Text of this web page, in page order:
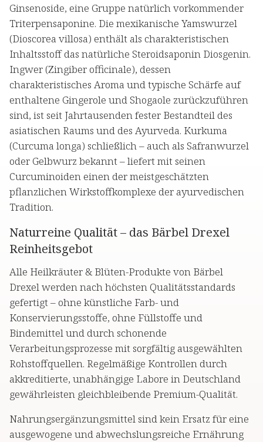
Ginsenoside, eine Gruppe natürlich vorkommender
Triterpensaponine. Die mexikanische Yamswurzel
(Dioscorea villosa) enthält als charakteristischen
Inhaltsstoff das natürliche Steroidsaponin Diosgenin.
Ingwer (Zingiber officinale), dessen
charakteristisches Aroma und typische Schärfe auf
enthaltene Gingerole und Shogaole zurückzuführen
sind, ist seit Jahrtausenden fester Bestandteil des
asiatischen Raums und des Ayurveda. Kurkuma
(Curcuma longa) schließlich – auch als Safranwurzel
oder Gelbwurz bekannt – liefert mit seinen
Curcuminoiden einen der meistgeschätzten
pflanzlichen Wirkstoffkomplexe der ayurvedischen
Tradition.
Naturreine Qualität – das Bärbel Drexel
Reinheitsgebot
Alle Heilkräuter & Blüten-Produkte von Bärbel
Drexel werden nach höchsten Qualitätsstandards
gefertigt – ohne künstliche Farb- und
Konservierungsstoffe, ohne Füllstoffe und
Bindemittel und durch schonende
Verarbeitungsprozesse mit sorgfältig ausgewählten
Rohstoffquellen. Regelmäßige Kontrollen durch
akkreditierte, unabhängige Labore in Deutschland
gewährleisten gleichbleibende Premium-Qualität.
Nahrungsergänzungsmittel sind kein Ersatz für eine
ausgewogene und abwechslungsreiche Ernährung